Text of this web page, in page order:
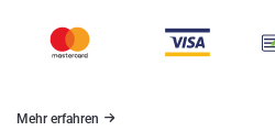
Mehr erfahren